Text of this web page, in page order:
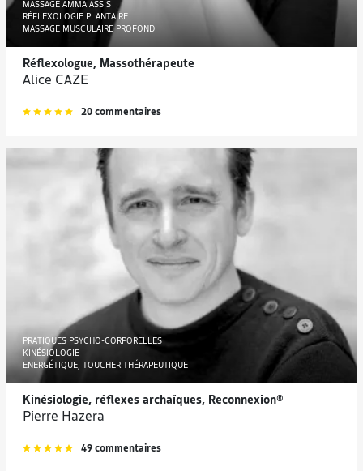
MASSAGE AMMA ASSIS
RÉFLEXOLOGIE PLANTAIRE
MASSAGE MUSCULAIRE PROFOND
Réflexologue, Massothérapeute
Alice CAZE
20 commentaires
PRATIQUES PSYCHO-CORPORELLES
KINÉSIOLOGIE
ENERGÉTIQUE, TOUCHER THÉRAPEUTIQUE
Kinésiologie, réflexes archaïques, Reconnexion®
Pierre Hazera
49 commentaires